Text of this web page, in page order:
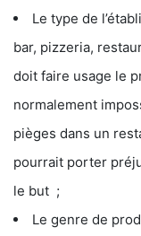
Le type de
bar, pizzeria,
doit faire usage le
normalement
pièges dans un
pourrait porter
le but ;
Le genre de